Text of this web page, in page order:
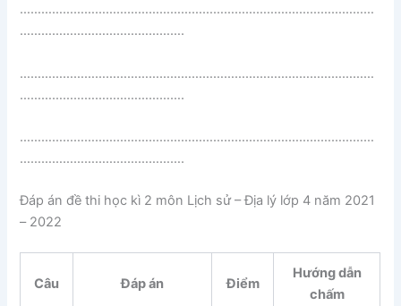
………………………………………………………………………………………
……………………………………….
………………………………………………………………………………………
……………………………………….
………………………………………………………………………………………
……………………………………….
Đáp án đề thi học kì 2 môn Lịch sử – Địa lý lớp 4 năm 2021
– 2022
Câu Đáp án Điểm
Hướng dẫn
chấm